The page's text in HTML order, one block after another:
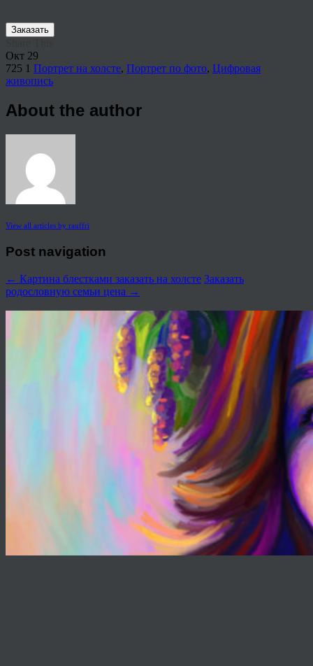
Заказать
Окт 29
725 1 Портрет на холсте, Портрет по фото, Цифровая
живопись
About the author
View all articles by rauffri
Post navigation
← Картина блестками заказать на холсте Заказать
родословную семьи цена →